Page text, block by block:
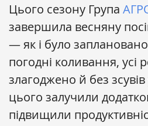
Цього сезону Група
завершила весняну
— як і було
погодні коливання,
злагоджено й без
цього залучили
підвищили